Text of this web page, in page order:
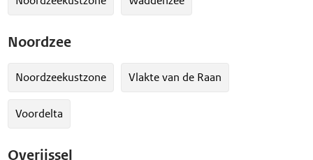
Noordzee
Noordzeekustzone Vlakte van de Raan
Voordelta
Overijssel